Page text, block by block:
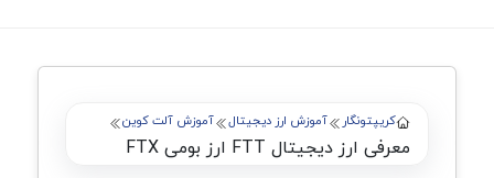
کریپتونگار آموزش ارز دیجیتال آموزش آلت کوین
معرفی ارز دیجیتال FTT ارز بومی FTX